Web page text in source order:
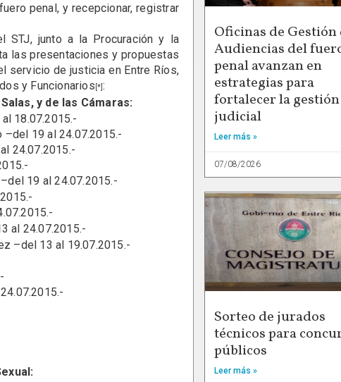
penal, y recepcionar, registrar
junto a la Procuración y la
las presentaciones y propuestas
servicio de justicia en Entre Ríos,
y Funcionarios [*]:
y de las Cámaras:
18.07.2015.-
al 24.07.2015.-
24.07.2015.-
al 24.07.2015.-
al 24.07.2015.-
–del 13 al 19.07.2015.-
Oficinas de Gestión
Audiencias del
penal avanzan en
estrategias para
fortalecer la gestión
judicial
Leer más »
07/08/2026
Sorteo de jurados
técnicos para
públicos
Leer más »